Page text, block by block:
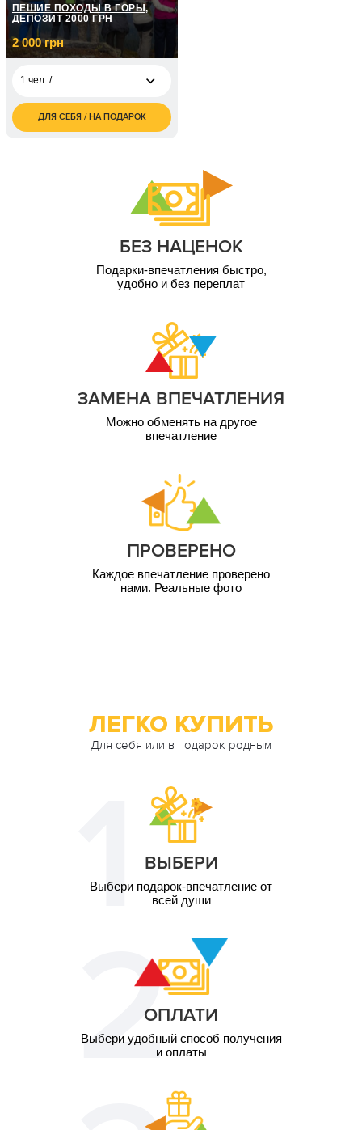
ПЕШИЕ ПОХОДЫ В ГОРЫ,
ДЕПОЗИТ 2000 ГРН
2 000 грн
1 чел. /
2 000
грн
3 000
грн
5 000
грн
ДЛЯ СЕБЯ / НА ПОДАРОК
БЕЗ НАЦЕНОК
Подарки-впечатления быстро,
удобно и без переплат
ЗАМЕНА ВПЕЧАТЛЕНИЯ
Можно обменять на другое
впечатление
ПРОВЕРЕНО
Каждое впечатление проверено
нами. Реальные фото
ЛЕГКО КУПИТЬ
Для себя или в подарок родным
ВЫБЕРИ
Выбери подарок-впечатление от
всей души
ОПЛАТИ
Выбери удобный способ получения
и оплаты